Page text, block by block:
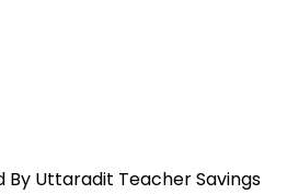
By Uttaradit Teacher Savings